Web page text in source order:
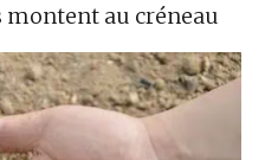
montent au créneau